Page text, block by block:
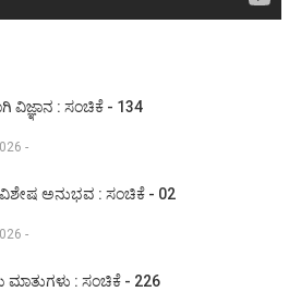
ವಿಜ್ಞಾನ : ಸಂಚಿಕೆ - 134
-
ಅನುಭವ : ಸಂಚಿಕೆ - 02
-
ಮಾತುಗಳು : ಸಂಚಿಕೆ - 226